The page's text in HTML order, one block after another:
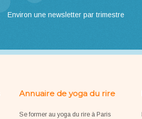
Environ une newsletter par trimestre
Annuaire de yoga du rire
Se former au yoga du rire à Paris